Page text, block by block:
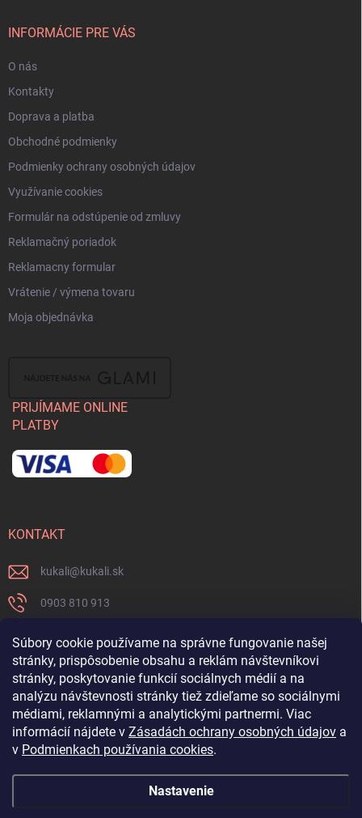
Súbory cookie používame na správne fungovanie našej
stránky, prispôsobenie obsahu a reklám návštevníkovi
stránky, poskytovanie funkcií sociálnych médií a na
analýzu návštevnosti stránky tiež zdieľame so sociálnymi
médiami, reklamnými a analytickými partnermi. Viac
informácií nájdete v Zásadách ochrany osobných údajov a
v Podmienkach používania cookies.
Nastavenie
INFORMÁCIE PRE VÁS
O nás
Kontakty
Doprava a platba
Obchodné podmienky
Podmienky ochrany osobných údajov
Využívanie cookies
Formulár na odstúpenie od zmluvy
Reklamačný poriadok
Reklamacny formular
Vrátenie / výmena tovaru
Moja objednávka
PRIJÍMAME ONLINE
PLATBY
KONTAKT
kukali@kukali.sk
0903 810 913
Nenechajte si ujsť novinky a sledujte nás na FB
kukalishop